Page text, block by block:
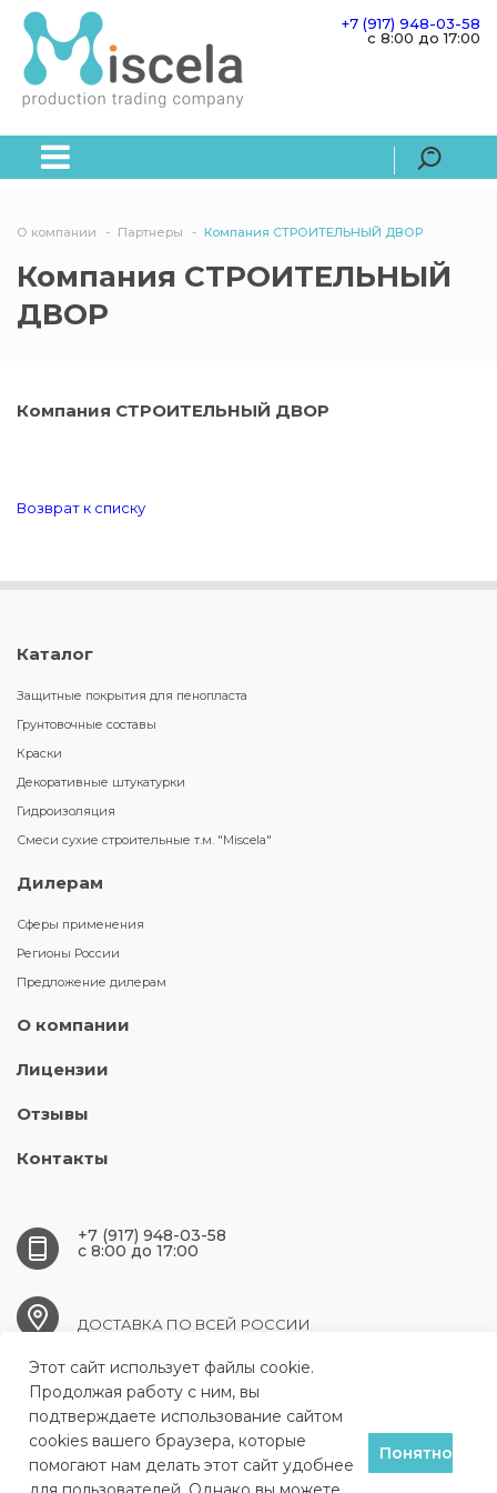
+7 (917) 948-03-58
c 8:00 до 17:00
О компании Партнеры Компания СТРОИТЕЛЬНЫЙ ДВОР
Компания СТРОИТЕЛЬНЫЙ
ДВОР
Компания СТРОИТЕЛЬНЫЙ ДВОР
Возврат к списку
Каталог
Защитные покрытия для пенопласта
Грунтовочные составы
Краски
Декоративные штукатурки
Гидроизоляция
Смеси сухие строительные т.м. "Miscela"
Дилерам
Сферы применения
Регионы России
Предложение дилерам
О компании
Лицензии
Отзывы
Контакты
+7 (917) 948-03-58
c 8:00 до 17:00
ДОСТАВКА ПО ВСЕЙ РОССИИ
csm163@mail.ru
Вдохновение в каждом
Этот сайт использует файлы cookie.
Продолжая работу с ним, вы
подтверждаете использование сайтом
cookies вашего браузера, которые
помогают нам делать этот сайт удобнее
Понятно